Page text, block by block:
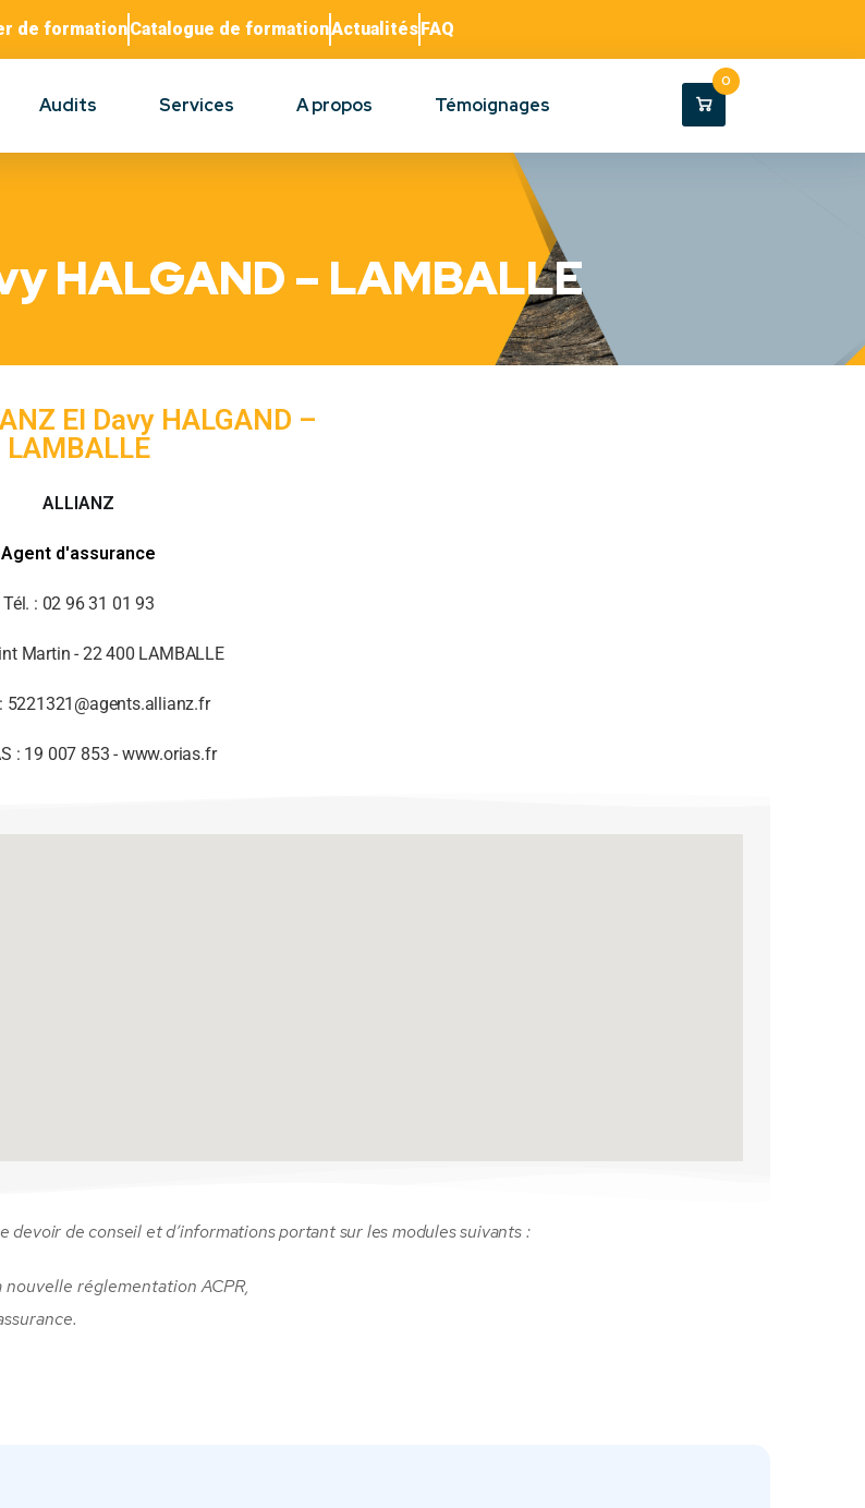
de formationCatalogue de formationActualitésFAQ
Audits Services A propos Témoignages
0
HALGAND – LAMBALLE
EI Davy HALGAND –
LAMBALLE
ALLIANZ
Agent d'assurance
Tél. : 02 96 31 01 93
Martin - 22 400 LAMBALLE
5221321@agents.allianz.fr
: 19 007 853 - www.orias.fr
de conseil et d’informations portant sur les modules suivants :
réglementation ACPR,